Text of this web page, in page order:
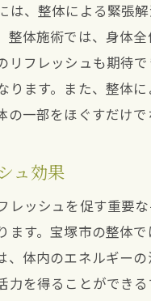
無理なくリ
整体と
リハビ
整体に
リハビ
整体で実現
日常生
整体で得
は、整体による緊張
整体施術では、身体
リフレッシュも期待
ります。また、整体
一部をほぐすだけ
ュ効果
ッシュを促す重要
す。宝塚市の整体
、体内のエネルギー
を得ることができる